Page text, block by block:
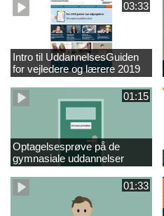
03:33
Intro til UddannelsesGuiden
for vejledere og lærere 2019
01:15
Optagelsesprøve på de
gymnasiale uddannelser
01:33